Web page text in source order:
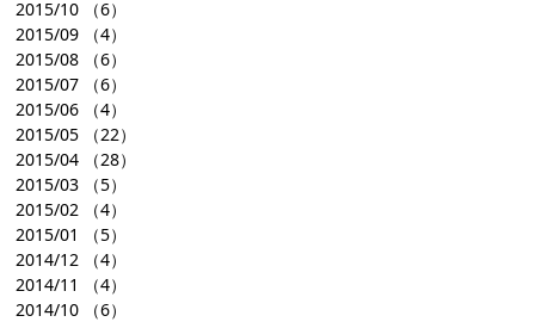
2015/10 （6）
2015/09 （4）
2015/08 （6）
2015/07 （6）
2015/06 （4）
2015/05 （22）
2015/04 （28）
2015/03 （5）
2015/02 （4）
2015/01
（5）
2014/12 （4）
2014/11
（4）
2014/10 （6）